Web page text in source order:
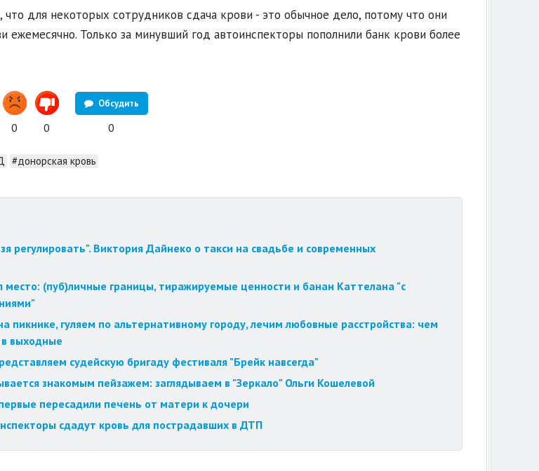
что для некоторых сотрудников сдача крови - это обычное дело, потому что они
Только за минувший год автоинспекторы пополнили банк крови более
0 0
Обсудить
0
#донорская кровь
регулировать". Виктория Дайнеко о такси на свадьбе и современных
место: (пуб)личные границы, тиражируемые ценности и банан Каттелана "с
пикнике, гуляем по альтернативному городу, лечим любовные расстройства: чем
в выходные
судейскую бригаду фестиваля "Брейк навсегда"
знакомым пейзажем: заглядываем в "Зеркало" Ольги Кошелевой
пересадили печень от матери к дочери
сдадут кровь для пострадавших в ДТП